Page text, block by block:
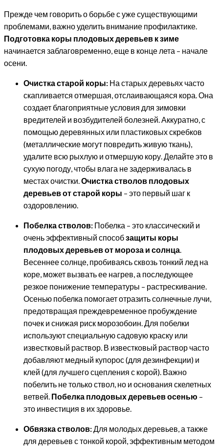
Прежде чем говорить о борьбе с уже существующими
проблемами, важно уделить внимание профилактике.
Подготовка коры плодовых деревьев к зиме
начинается заблаговременно, еще в конце лета – начале
осени.
Очистка старой коры: На старых деревьях часто
скапливается отмершая, отслаивающаяся кора. Она
создает благоприятные условия для зимовки
вредителей и возбудителей болезней. Аккуратно, с
помощью деревянных или пластиковых скребков
(металлические могут повредить живую ткань),
удалите всю рыхлую и отмершую кору. Делайте это в
сухую погоду, чтобы влага не задерживалась в
местах очистки.Очистка стволов плодовых
деревьев от старой коры – это первый шаг к
оздоровлению.
Побелка стволов: Побелка – это классический и
очень эффективный способзащиты коры
плодовых деревьев от мороза и солнца.
Весеннее солнце, пробиваясь сквозь тонкий лед на
коре, может вызвать ее нагрев, а последующее
резкое понижение температуры – растрескивание.
Осенью побелка помогает отразить солнечные лучи,
предотвращая преждевременное пробуждение
почек и снижая риск морозобоин. Для побелки
используют специальную садовую краску или
известковый раствор. В известковый раствор часто
добавляют медный купорос (для дезинфекции) и
клей (для лучшего сцепления с корой). Важно
побелить не только ствол, но и основания скелетных
ветвей. Побелка плодовых деревьев осенью –
это инвестиция в их здоровье.
Обвязка стволов:Для молодых деревьев, а также
для деревьев с тонкой корой, эффективным методом